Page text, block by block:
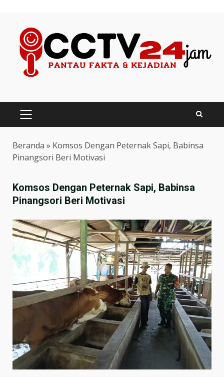
content
PRIMARY
MENU
Beranda » Komsos Dengan Peternak Sapi, Babinsa
Pinangsori Beri Motivasi
Komsos Dengan Peternak Sapi, Babinsa
Pinangsori Beri Motivasi